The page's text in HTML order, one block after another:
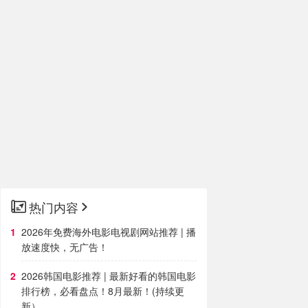
热门内容
2026年免费海外电影电视剧网站推荐 | 播
放速度快，无广告！
2026韩国电影推荐 | 最新好看的韩国电影
排行榜，必看盘点！8月最新！(持续更